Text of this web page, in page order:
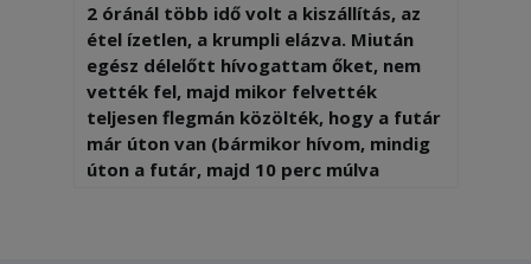
2 óránál több idő volt a kiszállítás, az
étel ízetlen, a krumpli elázva. Miután
egész délelőtt hívogattam őket, nem
vették fel, majd mikor felvették
teljesen flegmán közölték, hogy a futár
már úton van (bármikor hívom, mindig
úton a futár, majd 10 perc múlva